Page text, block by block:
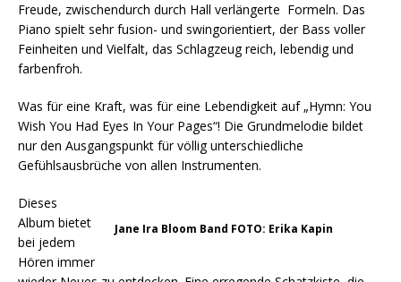
Freude, zwischendurch durch Hall verlängerte Formeln. Das
Piano spielt sehr fusion- und swingorientiert, der Bass voller
Feinheiten und Vielfalt, das Schlagzeug reich, lebendig und
farbenfroh.
Was für eine Kraft, was für eine Lebendigkeit auf „Hymn: You
Wish You Had Eyes In Your Pages“! Die Grundmelodie bildet
nur den Ausgangspunkt für völlig unterschiedliche
Gefühlsausbrüche von allen Instrumenten.
Jane Ira Bloom Band FOTO: Erika Kapin
Dieses
Album bietet
bei jedem
Hören immer